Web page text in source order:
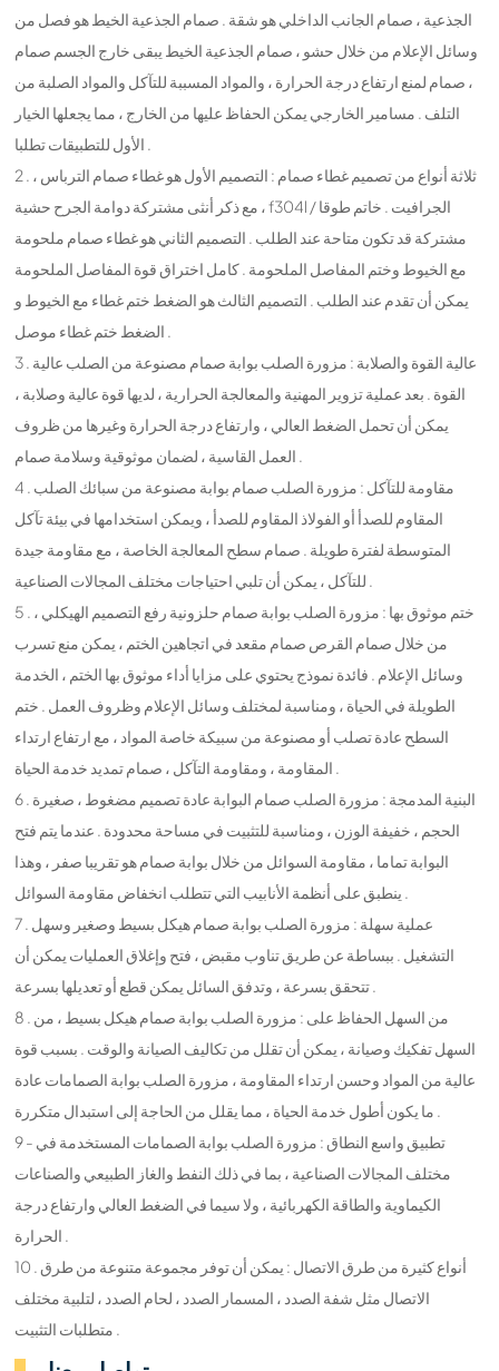
الجذعية ، صمام الجانب الداخلي هو شقة . صمام الجذعية الخيط هو فصل من
وسائل الإعلام من خلال حشو ، صمام الجذعية الخيط يبقى خارج الجسم صمام
، صمام لمنع ارتفاع درجة الحرارة ، والمواد المسببة للتآكل والمواد الصلبة من
التلف . مسامير الخارجي يمكن الحفاظ عليها من الخارج ، مما يجعلها الخيار
الأول للتطبيقات تطلبا .
2 . ثلاثة أنواع من تصميم غطاء صمام : التصميم الأول هو غطاء صمام الترباس ،
مع ذكر أنثى مشتركة دوامة الجرح حشية ، f304l / الجرافيت . خاتم طوقا
مشتركة قد تكون متاحة عند الطلب . التصميم الثاني هو غطاء صمام ملحومة
مع الخيوط وختم المفاصل الملحومة . كامل اختراق قوة المفاصل الملحومة
يمكن أن تقدم عند الطلب . التصميم الثالث هو الضغط ختم غطاء مع الخيوط و
الضغط ختم غطاء موصل .
3 . عالية القوة والصلابة : مزورة الصلب بوابة صمام مصنوعة من الصلب عالية
القوة . بعد عملية تزوير المهنية والمعالجة الحرارية ، لديها قوة عالية وصلابة ،
يمكن أن تحمل الضغط العالي ، وارتفاع درجة الحرارة وغيرها من ظروف
العمل القاسية ، لضمان موثوقية وسلامة صمام .
4 . مقاومة للتآكل : مزورة الصلب صمام بوابة مصنوعة من سبائك الصلب
المقاوم للصدأ أو الفولاذ المقاوم للصدأ ، ويمكن استخدامها في بيئة تآكل
المتوسطة لفترة طويلة . صمام سطح المعالجة الخاصة ، مع مقاومة جيدة
للتآكل ، يمكن أن تلبي احتياجات مختلف المجالات الصناعية .
5 . ختم موثوق بها : مزورة الصلب بوابة صمام حلزونية رفع التصميم الهيكلي ،
من خلال صمام القرص صمام مقعد في اتجاهين الختم ، يمكن منع تسرب
وسائل الإعلام . فائدة نموذج يحتوي على مزايا أداء موثوق بها الختم ، الخدمة
الطويلة في الحياة ، ومناسبة لمختلف وسائل الإعلام وظروف العمل . ختم
السطح عادة تصلب أو مصنوعة من سبيكة خاصة المواد ، مع ارتفاع ارتداء
المقاومة ، ومقاومة التآكل ، صمام تمديد خدمة الحياة .
6 . البنية المدمجة : مزورة الصلب صمام البوابة عادة تصميم مضغوط ، صغيرة
الحجم ، خفيفة الوزن ، ومناسبة للتثبيت في مساحة محدودة . عندما يتم فتح
البوابة تماما ، مقاومة السوائل من خلال بوابة صمام هو تقريبا صفر ، وهذا
ينطبق على أنظمة الأنابيب التي تتطلب انخفاض مقاومة السوائل .
7 . عملية سهلة : مزورة الصلب بوابة صمام هيكل بسيط وصغير وسهل
التشغيل . ببساطة عن طريق تناوب مقبض ، فتح وإغلاق العمليات يمكن أن
تتحقق بسرعة ، وتدفق السائل يمكن قطع أو تعديلها بسرعة .
8 . من السهل الحفاظ على : مزورة الصلب بوابة صمام هيكل بسيط ، من
السهل تفكيك وصيانة ، يمكن أن تقلل من تكاليف الصيانة والوقت . بسبب قوة
عالية من المواد وحسن ارتداء المقاومة ، مزورة الصلب بوابة الصمامات عادة
ما يكون أطول خدمة الحياة ، مما يقلل من الحاجة إلى استبدال متكررة .
9 - تطبيق واسع النطاق : مزورة الصلب بوابة الصمامات المستخدمة في
مختلف المجالات الصناعية ، بما في ذلك النفط والغاز الطبيعي والصناعات
الكيماوية والطاقة الكهربائية ، ولا سيما في الضغط العالي وارتفاع درجة
الحرارة .
10 . أنواع كثيرة من طرق الاتصال : يمكن أن توفر مجموعة متنوعة من طرق
الاتصال مثل شفة الصدد ، المسمار الصدد ، لحام الصدد ، لتلبية مختلف
متطلبات التثبيت .